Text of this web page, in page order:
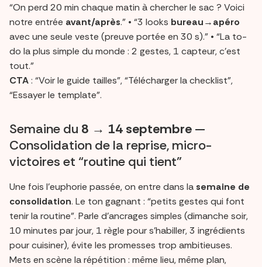
“On perd 20 min chaque matin à chercher le sac ? Voici
notre entrée avant/après.” • “3 looks bureau→apéro
avec une seule veste (preuve portée en 30 s).” • “La to-
do la plus simple du monde : 2 gestes, 1 capteur, c’est
tout.”
CTA: “Voir le guide tailles”, “Télécharger la checklist”,
“Essayer le template”.
Semaine du 8 → 14 septembre —
Consolidation de la reprise, micro-
victoires et “routine qui tient”
Une fois l’euphorie passée, on entre dans la semaine de
consolidation. Le ton gagnant : “petits gestes qui font
tenir la routine”. Parle d’ancrages simples (dimanche soir,
10 minutes par jour, 1 règle pour s’habiller, 3 ingrédients
pour cuisiner), évite les promesses trop ambitieuses.
Mets en scène la répétition : même lieu, même plan,